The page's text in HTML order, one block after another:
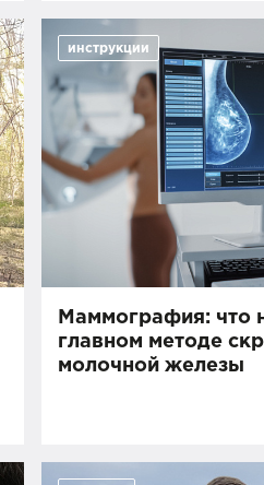
инструкции
Маммография: что
главном методе
молочной железы